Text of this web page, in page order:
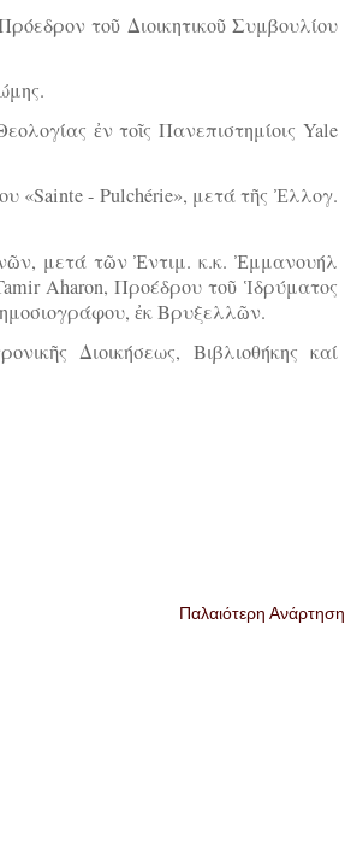
τοῦ Διοικητικοῦ Συμβουλίου
ἐν τοῖς Πανεπιστημίοις Yale
«Sainte - Pulchérie», μετά τῆς Ἐλλογ.
μετά τῶν Ἐντιμ. κ.κ. Ἐμμανουήλ
Aharon, Προέδρου τοῦ Ἱδρύματος
ἐκ Βρυξελλῶν.
Διοικήσεως, Βιβλιοθήκης καί
Παλαιότερη Ανάρτηση